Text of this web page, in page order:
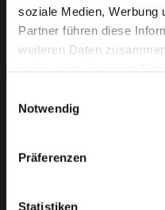
soziale Medien, Werbung
Partner führen diese
weiteren Daten
haben oder die sie im
Notwendig
Präferenzen
Statistiken